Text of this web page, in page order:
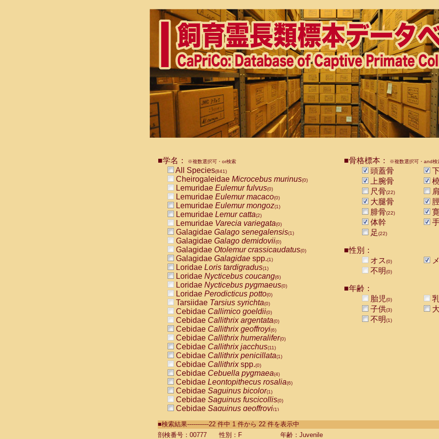
■学名： ※複数選択可・or検索
All Species(841)
Cheirogaleidae Microcebus murinus(0)
Lemuridae Eulemur fulvus(0)
Lemuridae Eulemur macaco(0)
Lemuridae Eulemur mongoz(1)
Lemuridae Lemur catta(2)
Lemuridae Varecia variegata(0)
Galagidae Galago senegalensis(1)
Galagidae Galago demidovii(0)
Galagidae Otolemur crassicaudatus(0)
Galagidae Galagidae spp.(1)
Loridae Loris tardigradus(1)
Loridae Nycticebus coucang(6)
Loridae Nycticebus pygmaeus(0)
Loridae Perodicticus potto(0)
Tarsiidae Tarsius syrichta(0)
Cebidae Callimico goeldii(0)
Cebidae Callithrix argentata(0)
Cebidae Callithrix geoffroyi(6)
Cebidae Callithrix humeralifer(0)
Cebidae Callithrix jacchus(11)
Cebidae Callithrix penicillata(1)
Cebidae Callithrixspp.(0)
Cebidae Cebuella pygmaea(4)
Cebidae Leontopithecus rosalia(6)
Cebidae Saguinus bicolor(1)
Cebidae Saguinus fuscicollis(0)
Cebidae Saguinus geoffroyi(1)
CebidaeSaguinus labiatus(0)
Cebidae Saguinus leucopus (2)
■骨格標本： ※複数選択可・and検
頭蓋骨
上腕骨
尺骨(22)
大腿骨
腓骨(22)
体幹
足(22)
■性別：
オス(0)
不明(0)
■年齢：
胎児(0)
子供(3)
不明(1)
■検索結果-----------22 件中 1 件から 22 件を表示中
剖検番号：00777
性別：F
年齢：Juvenile